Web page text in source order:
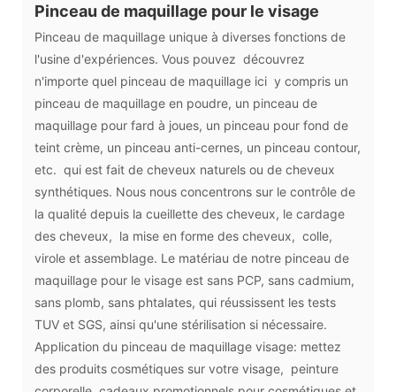
Pinceau de maquillage pour le visage
Pinceau de maquillage unique à diverses fonctions de
l'usine d'expériences. Vous pouvez découvrez
n'importe quel pinceau de maquillage ici y compris un
pinceau de maquillage en poudre, un pinceau de
maquillage pour fard à joues, un pinceau pour fond de
teint crème, un pinceau anti-cernes, un pinceau contour,
etc. qui est fait de cheveux naturels ou de cheveux
synthétiques. Nous nous concentrons sur le contrôle de
la qualité depuis la cueillette des cheveux, le cardage
des cheveux, la mise en forme des cheveux, colle,
virole et assemblage. Le matériau de notre pinceau de
maquillage pour le visage est sans PCP, sans cadmium,
sans plomb, sans phtalates, qui réussissent les tests
TUV et SGS, ainsi qu'une stérilisation si nécessaire.
Application du pinceau de maquillage visage: mettez
des produits cosmétiques sur votre visage, peinture